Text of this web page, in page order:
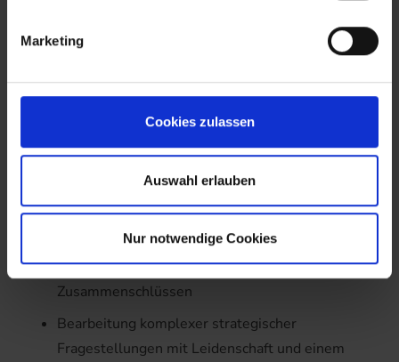
Marketing
Cookies zulassen
Auswahl erlauben
Nur notwendige Cookies
Unser Angebot – freu Dich
M&A-Prozessen in der Sozialwirtschaft
(deutschlandweit), insbesondere Umsetzung von
strategischen und distressed Verkaufsverfahren
sowie fachliche und moderative Begleitung von
Zusammenschlüssen
Bearbeitung komplexer strategischer
Fragestellungen mit Leidenschaft und einem